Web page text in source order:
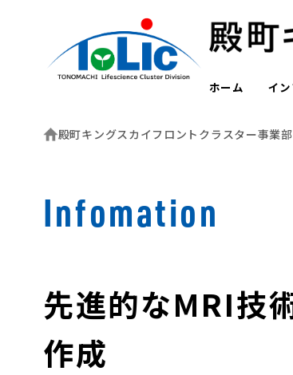
ホーム イ
殿町キングスカイフロントクラスター事業部
Infomation
先進的なMRI技
作成